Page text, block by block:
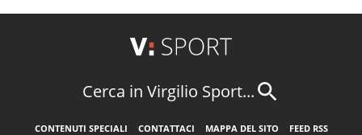
Cerca in Virgilio Sport...
CONTENUTI SPECIALI CONTATTACI MAPPA DEL SITO
FEED RSS